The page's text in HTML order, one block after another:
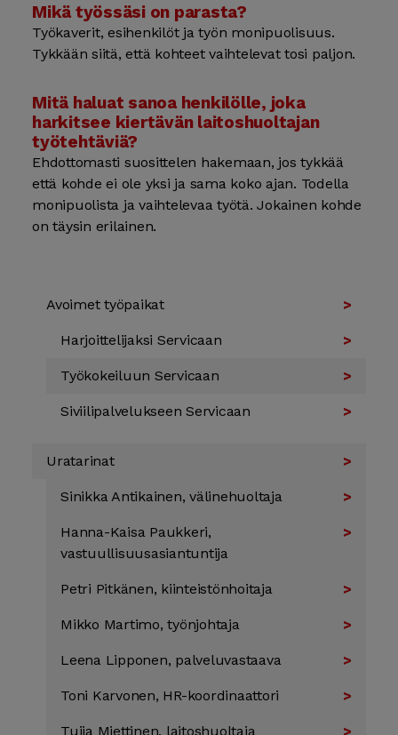
Mikä työssäsi on parasta?
Työkaverit, esihenkilöt ja työn monipuolisuus.
Tykkään siitä, että kohteet vaihtelevat tosi paljon.
Mitä haluat sanoa henkilölle, joka
harkitsee kiertävän laitoshuoltajan
työtehtäviä?
Ehdottomasti suosittelen hakemaan, jos tykkää
että kohde ei ole yksi ja sama koko ajan. Todella
monipuolista ja vaihtelevaa työtä. Jokainen kohde
on täysin erilainen.
Avoimet työpaikat
Harjoit­teli­jaksi Servicaan
Työ­kokeiluun Servicaan
Siviili­palvelukseen Servicaan
Uratarinat
Sinikka Antikainen, välinehuoltaja
Hanna-Kaisa Paukkeri,
vastuullisuusasiantuntija
Petri Pitkänen, kiinteistönhoitaja
Mikko Martimo, työn­johtaja
Leena Lipponen, palvelu­vastaava
Toni Karvonen, HR-­koordi­naattori
Tuija Miettinen, laitos­huoltaja